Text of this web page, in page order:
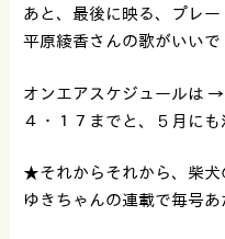
あと、最後に映る、プレー
平原綾香さんの歌がいいで
オンエアスケジュールは →
４・１７までと、５月にも
★それからそれから、柴犬
ゆきちゃんの連載で毎号あ